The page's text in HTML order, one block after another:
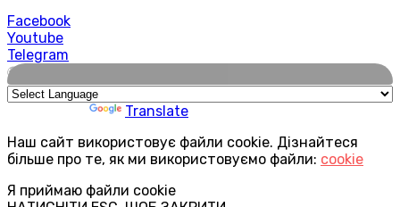
Facebook
Youtube
Telegram
🌍
Translate
Наш сайт використовує файли cookie. Дізнайтеся
більше про те, як ми використовуємо файли: cookie
Я приймаю файли cookie